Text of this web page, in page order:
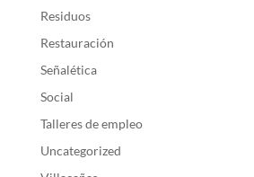
Residuos
Restauración
Señalética
Social
Talleres de empleo
Uncategorized